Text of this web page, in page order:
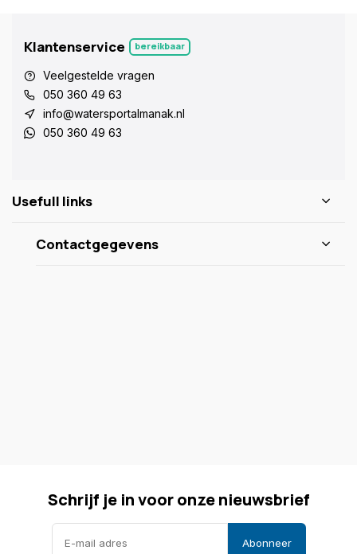
Klantenservice bereikbaar
Veelgestelde vragen
050 360 49 63
info@watersportalmanak.nl
050 360 49 63
Usefull links
Contactgegevens
Schrijf je in voor onze nieuwsbrief
Abonneer